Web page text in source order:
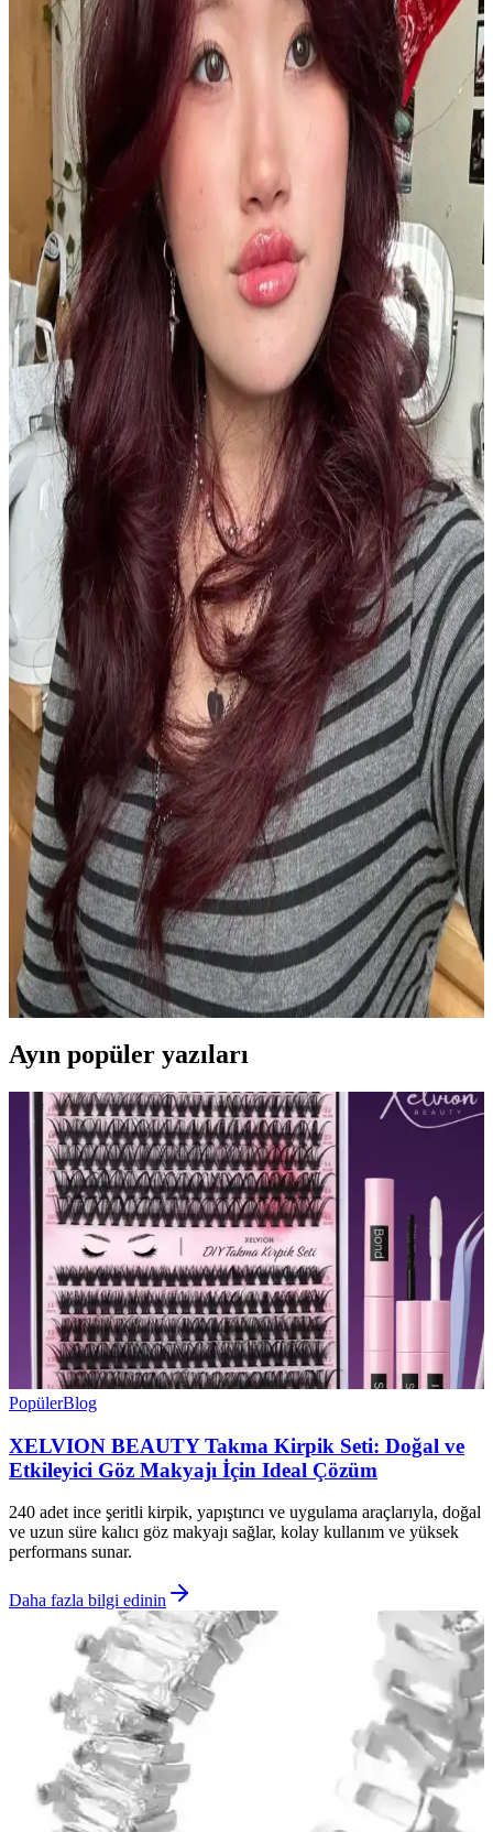
Dermalute Saç Koruma Şampuanı, pH 5.5 değeriyle saç derisini
koruyarak saç dökülmesini azaltır ve sağlıklı, parlak saçlar sağlar.
Tüm saç tiplerine uygun, düzenli kullanımda etkili sonuçlar sunar.
Dermasuction Kristal Taşlı Pembe Saç Boncuk
Zımbası Modern ve Şık Tasarım
Dermasuction saç boncuk zımbası, parlak kristal taşları ve şık pembe
rengiyle saçlara sofistike bir görünüm kazandırır, pratik kullanımıyla
günlük ve özel günler için ideal.
Kısa Saç ve Tırnakların Pratikliği ile Doğal
Güzelliğin Yeniden Tanımlanması
Kısa saç ve tırnaklar, pratiklik, hijyen ve zihinsel rahatlama sunarak
doğal güzelliği ve bakım anlayışını yeniden şekillendiriyor. Bu
yaklaşım, bireysel özgürlük ve rahatlığı ön plana çıkarıyor.
Ofis Ortamında Cilt ve Saç Sağlığını Koruma
Yöntemleri ve Nedenleri
Ofis ortamının kuru havası, floresan ışıklar ve yetersiz hava
sirkülasyonu cilt ve saç sağlığını olumsuz etkiler. Bu makalede, bu
sorunların nedenleri ve etkili bakım çözümleri ele alınmaktadır.
MUJGAN 4'lü Saç Şekillendirme Seti: Pratik ve
Estetik Saç Bakım Çözümü
MUJGAN 4'lü saç şekillendirme seti, pratik kullanım ve şık
tasarımıyla günlük saç bakımını kolaylaştırır, hafif malzemesiyle
rahatlık sağlar. Renk solması ve dolanma sorunlarına rağmen, çok
yönlü kullanım avantajları sunar.
Monalisa Kadın İkili Model Siyah Kahverengi
Tonlar 6'lı Set: Şıklık ve Dayanıklılık Bir Arada
Monalisa'nın siyah ve kahverengi tonlarındaki 6'lı seti, şıklık ve
fonksiyonelliği bir araya getirerek günlük ve özel günlerinizde
kullanabileceğiniz ideal saç aksesuarları sunar.
Günlük Makyajda Doğru Seçim: Göz, Dudak ve
Saç Uyumu İçin Alternatif Tarzlar
Günlük makyajda göz, dudak ve allık uygulamalarına özen
göstererek saç stiliyle uyum sağlamak, doğal ve estetik bir görünüm
yaratır. Monolid gözlere özel teknikler özgüveni artırır.
Ayın popüler yazıları
PopülerBlog
XELVION BEAUTY Takma Kirpik Seti: Doğal ve
Etkileyici Göz Makyajı İçin Ideal Çözüm
240 adet ince şeritli kirpik, yapıştırıcı ve uygulama araçlarıyla, doğal
ve uzun süre kalıcı göz makyajı sağlar, kolay kullanım ve yüksek
performans sunar.
Daha fazla bilgi edinin